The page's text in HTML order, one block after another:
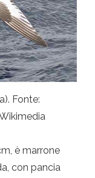
Fonte:
è marrone
con pancia